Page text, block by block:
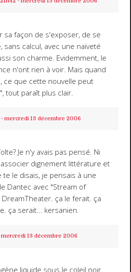
sa façon de s'exposer, de se
sans calcul, avec une naïveté
son charme. Evidemment, le
n'ont rien à voir. Mais quand
ce que cette nouvelle peut
tout paraît plus clair.
mercredi 13 décembre 2006
Je n'y avais pas pensé. Ni
dignement littérature et
le disais, je pensais à une
Dantec avec "Stream of
ça le ferait. ça
ça serait... kersanien.
mercredi 13 décembre 2006
liquide sous le coleil noir